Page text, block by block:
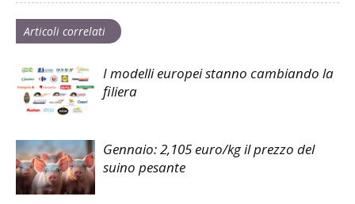
Articoli correlati
I modelli europei stanno cambiando la
filiera
Gennaio: 2,105 euro/kg il prezzo del
suino pesante